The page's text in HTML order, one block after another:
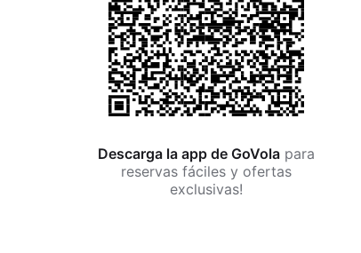
Descarga la app de GoVola para
reservas fáciles y ofertas
exclusivas!